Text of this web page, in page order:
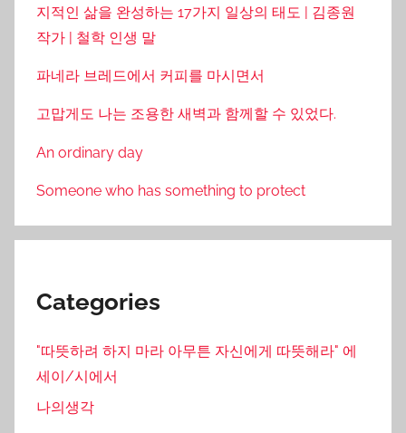
지적인 삶을 완성하는 17가지 일상의 태도 | 김종원
작가 | 철학 인생 말
파네라 브레드에서 커피를 마시면서
고맙게도 나는 조용한 새벽과 함께할 수 있었다.
An ordinary day
Someone who has something to protect
Categories
"따뜻하려 하지 마라 아무튼 자신에게 따뜻해라" 에
세이/시에서
나의생각